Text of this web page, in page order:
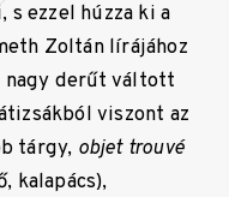
s ezzel húzza ki a
Zoltán lírájához
nagy derűt váltott
viszont az
tárgy, objet trouvé
kalapács),